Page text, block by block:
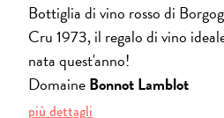
Bottiglia di vino rosso di
Cru 1973, il regalo di vino
nata quest'anno!
DomaineBonnot Lamblot
più dettagli